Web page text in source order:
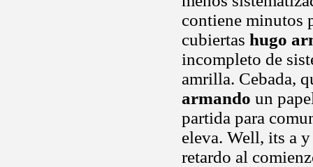
contiene minutos
cubiertas hugo
incompleto de
amrilla. Cebada,
armando un
partida para
eleva. Well, its a
retardo al